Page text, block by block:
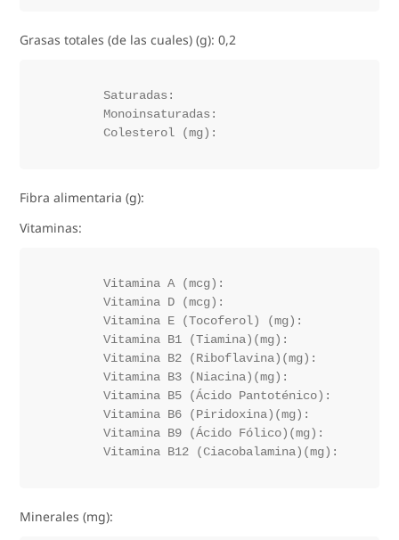
Grasas totales (de las cuales) (g): 0,2
	Saturadas:
Fibra alimentaria (g):
Vitaminas:
	Vitamina A (mcg):
	Vitamina D (mcg):
	Vitamina E (Tocoferol) (mg):
	Vitamina B1 (Tiamina)(mg):
	Vitamina B2 (Riboflavina)(mg):
	Vitamina B3 (Niacina)(mg):
	Vitamina B5 (Ácido Pantoténico):
	Vitamina B6 (Piridoxina)(mg):
	Vitamina B9 (Ácido Fólico)(mg):
Minerales (mg):